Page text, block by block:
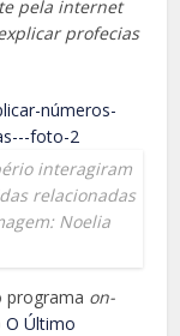
pela internet
profecias
interagiram
relacionadas
Noelia
programa on-
O Último